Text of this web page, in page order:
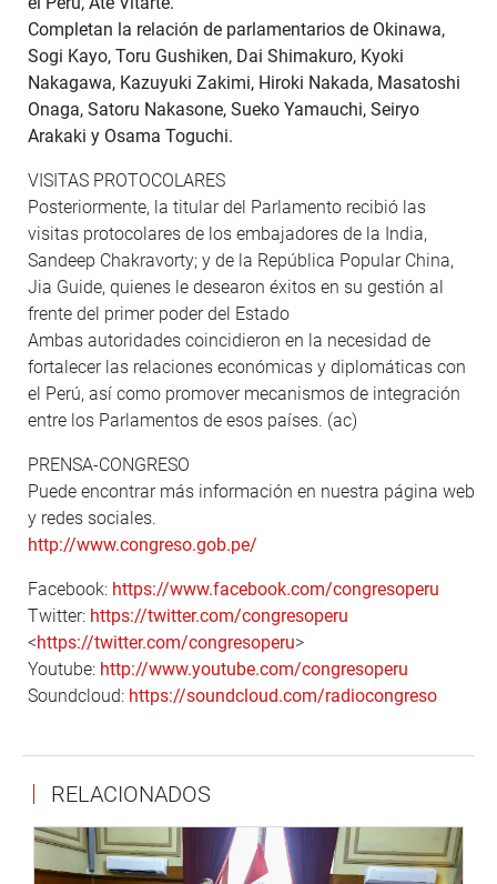
Completan la relación de parlamentarios de Okinawa,
Sogi Kayo, Toru Gushiken, Dai Shimakuro, Kyoki
Nakagawa, Kazuyuki Zakimi, Hiroki Nakada, Masatoshi
Onaga, Satoru Nakasone, Sueko Yamauchi, Seiryo
Arakaki y Osama Toguchi.
VISITAS PROTOCOLARES
Posteriormente, la titular del Parlamento recibió las
visitas protocolares de los embajadores de la India,
Sandeep Chakravorty; y de la República Popular China,
Jia Guide, quienes le desearon éxitos en su gestión al
frente del primer poder del Estado
Ambas autoridades coincidieron en la necesidad de
fortalecer las relaciones económicas y diplomáticas con
el Perú, así como promover mecanismos de integración
entre los Parlamentos de esos países. (ac)
PRENSA-CONGRESO
Puede encontrar más información en nuestra página web
y redes sociales.
http://www.congreso.gob.pe/
Facebook: https://www.facebook.com/congresoperu
Twitter: https://twitter.com/congresoperu
<https://twitter.com/congresoperu>
Youtube: http://www.youtube.com/congresoperu
Soundcloud: https://soundcloud.com/radiocongreso
RELACIONADOS